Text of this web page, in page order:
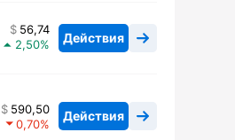
56,74
2,50
Действия
590,50
0,70
Действия